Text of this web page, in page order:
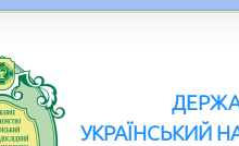
УКРАЇНСЬКИЙ